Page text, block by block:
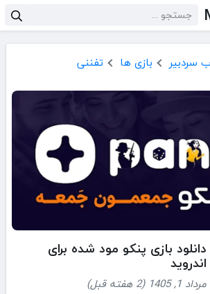
سردبیر بازی ها
تفننی
دانلود بازی ‏‏‏‏پنکو مود شده برای
اندروید
مرداد 1, 1405 (2 هفته قبل)